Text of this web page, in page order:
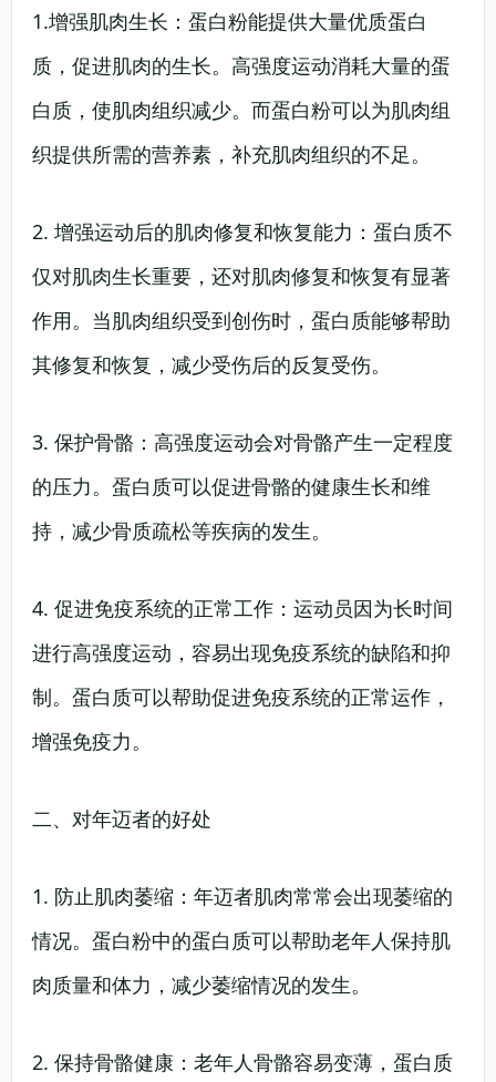
1.增强肌肉生长：蛋白粉能提供大量优质蛋白
质，促进肌肉的生长。高强度运动消耗大量的蛋
白质，使肌肉组织减少。而蛋白粉可以为肌肉组
织提供所需的营养素，补充肌肉组织的不足。
2. 增强运动后的肌肉修复和恢复能力：蛋白质不
仅对肌肉生长重要，还对肌肉修复和恢复有显著
作用。当肌肉组织受到创伤时，蛋白质能够帮助
其修复和恢复，减少受伤后的反复受伤。
3. 保护骨骼：高强度运动会对骨骼产生一定程度
的压力。蛋白质可以促进骨骼的健康生长和维
持，减少骨质疏松等疾病的发生。
4. 促进免疫系统的正常工作：运动员因为长时间
进行高强度运动，容易出现免疫系统的缺陷和抑
制。蛋白质可以帮助促进免疫系统的正常运作，
增强免疫力。
二、对年迈者的好处
1. 防止肌肉萎缩：年迈者肌肉常常会出现萎缩的
情况。蛋白粉中的蛋白质可以帮助老年人保持肌
肉质量和体力，减少萎缩情况的发生。
2. 保持骨骼健康：老年人骨骼容易变薄，蛋白质